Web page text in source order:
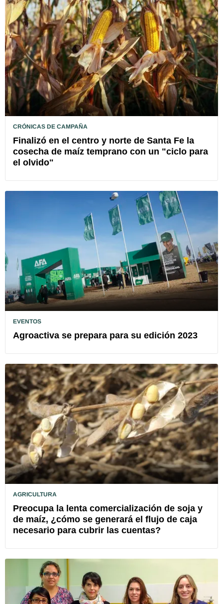
CRÓNICAS DE CAMPAÑA
Finalizó en el centro y norte de Santa Fe la
cosecha de maíz temprano con un "ciclo para
el olvido"
EVENTOS
Agroactiva se prepara para su edición 2023
AGRICULTURA
Preocupa la lenta comercialización de soja y
de maíz, ¿cómo se generará el flujo de caja
necesario para cubrir las cuentas?